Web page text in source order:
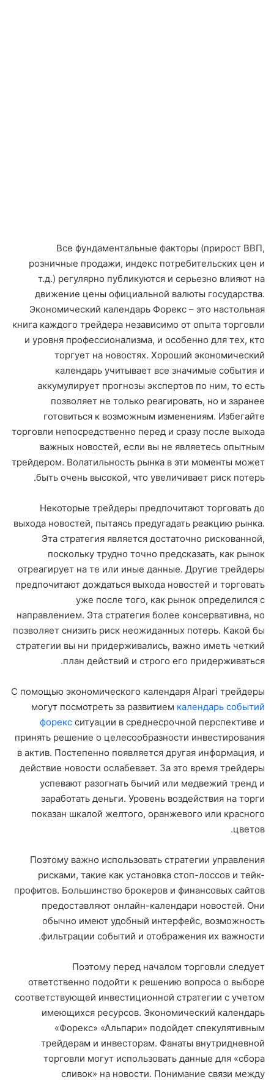
Все фундаментальные факторы (прирост ВВП,
розничные продажи, индекс потребительских цен и
т.д.) регулярно публикуются и серьезно влияют на
движение цены официальной валюты государства.
Экономический календарь Форекс – это настольная
книга каждого трейдера независимо от опыта торговли
и уровня профессионализма, и особенно для тех, кто
торгует на новостях. Хороший экономический
календарь учитывает все значимые события и
аккумулирует прогнозы экспертов по ним, то есть
позволяет не только реагировать, но и заранее
готовиться к возможным изменениям. Избегайте
торговли непосредственно перед и сразу после выхода
важных новостей, если вы не являетесь опытным
трейдером. Волатильность рынка в эти моменты может
быть очень высокой, что увеличивает риск потерь.
Некоторые трейдеры предпочитают торговать до
выхода новостей, пытаясь предугадать реакцию рынка.
Эта стратегия является достаточно рискованной,
поскольку трудно точно предсказать, как рынок
отреагирует на те или иные данные. Другие трейдеры
предпочитают дождаться выхода новостей и торговать
уже после того, как рынок определился с
направлением. Эта стратегия более консервативна, но
позволяет снизить риск неожиданных потерь. Какой бы
стратегии вы ни придерживались, важно иметь четкий
план действий и строго его придерживаться.
С помощью экономического календаря Alpari трейдеры
могут посмотреть за развитием календарь событий
форекс ситуации в среднесрочной перспективе и
принять решение о целесообразности инвестирования
в актив. Постепенно появляется другая информация, и
действие новости ослабевает. За это время трейдеры
успевают разогнать бычий или медвежий тренд и
заработать деньги. Уровень воздействия на торги
показан шкалой желтого, оранжевого или красного
цветов.
Поэтому важно использовать стратегии управления
рисками, такие как установка стоп-лоссов и тейк-
профитов. Большинство брокеров и финансовых сайтов
предоставляют онлайн-календари новостей. Они
обычно имеют удобный интерфейс, возможность
фильтрации событий и отображения их важности.
Поэтому перед началом торговли следует
ответственно подойти к решению вопроса о выборе
соответствующей инвестиционной стратегии с учетом
имеющихся ресурсов. Экономический календарь
«Форекс» «Альпари» подойдет спекулятивным
трейдерам и инвесторам. Фанаты внутридневной
торговли могут использовать данные для «сбора
сливок» на новости. Понимание связи между